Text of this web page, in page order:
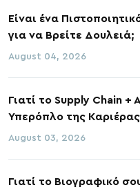
Είναι ένα
για να Βρείτε Δουλειά;
August 04, 2026
Γιατί το Supply Chain +
Υπερόπλο της
August 03, 2026
Γιατί το Βιογραφικό